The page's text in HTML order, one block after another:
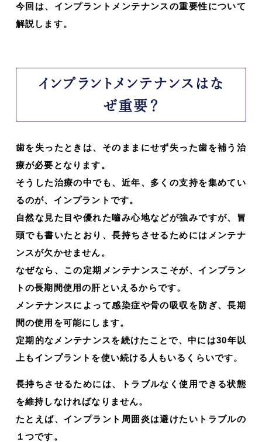
今回は、インプラントメンテナンスの重要性について
解説します。
インプラントメンテナンスはな
ぜ重要？
歯を失ったときは、そのままにせず失った歯を補う治
療が必要となります。
そうした治療の中でも、近年、多くの支持を集めてい
るのが、インプラントです。
自然な見た目や優れた嚙み心地などが強みですが、冒
頭でも書いたとおり、長持ちさせるためにはメンテナ
ンスが欠かせません。
なぜなら、この定期メンテナンスこそが、インプラン
トの長期間使用の肝といえるからです。
メンテナンスによって感染症や骨の吸収を防ぎ、長期
間の使用を可能にします。
定期的なメンテナンスを続けたことで、中には30年以
上もインプラントを使い続ける人もいるくらいです。
長持ちさせるためには、トラブルなく使用できる状態
を維持しなければなりません。
たとえば、インプラント周囲炎は避けたいトラブルの
１つです。